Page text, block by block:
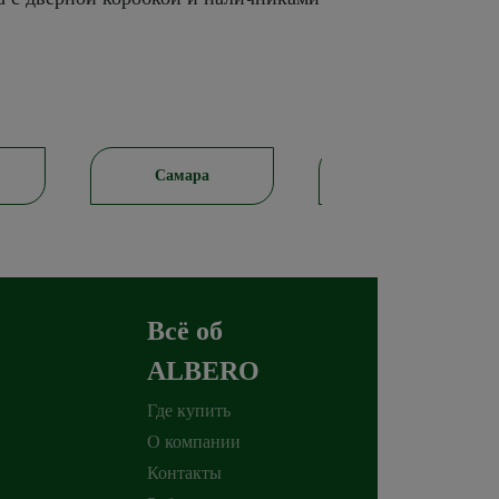
Ростов-на-Дону
Всё об
ALBERO
Где купить
О компании
Контакты